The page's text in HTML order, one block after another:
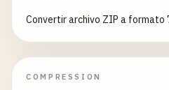
Convertir archivo ZIP a formato
COMPRESSION